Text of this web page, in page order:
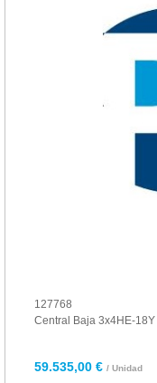
127768
Central Baja 3x4HE-18Y
59.535,00 € / Unidad